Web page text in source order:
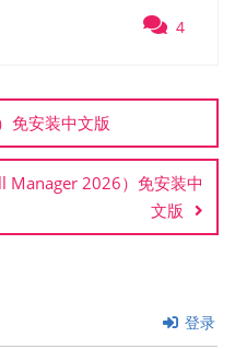
4
免安装中文版
Manager 2026）免安装中
文版
登录